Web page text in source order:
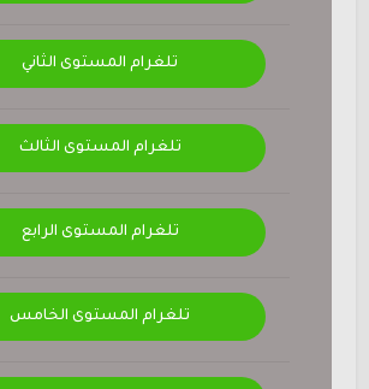
تلغرام المستوى الثاني
تلغرام المستوى الثالث
تلغرام المستوى الرابع
تلغرام المستوى الخامس